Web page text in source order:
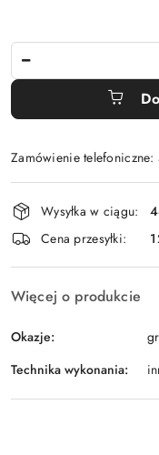
Zamówienie telefoniczne:
Dostępność
i
dostawa
Wysyłka w ciągu:
Cena przesyłki:
Więcej o produkcie
Okazje:
Technika wykonania: